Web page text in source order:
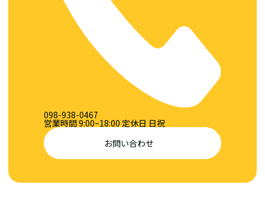
098-938-0467
営業時間 9:00~18:00 定休日 日祝
お問い合わせ